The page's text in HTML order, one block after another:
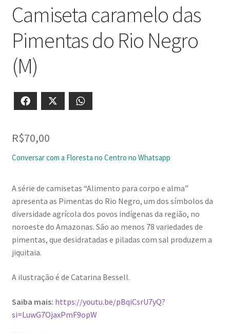
Camiseta caramelo das
Pimentas do Rio Negro
(M)
Facebook
R$70,00
Conversar com a Floresta no Centro no Whatsapp
A série de camisetas “Alimento para corpo e alma”
apresenta as Pimentas do Rio Negro, um dos símbolos da
diversidade agrícola dos povos indígenas da região, no
noroeste do Amazonas. São ao menos 78 variedades de
pimentas, que desidratadas e piladas com sal produzem a
jiquitaia.
A ilustração é de Catarina Bessell.
Saiba mais: https://youtu.be/pBqiCsrU7yQ?
si=LuwG7OjaxPmF9opW